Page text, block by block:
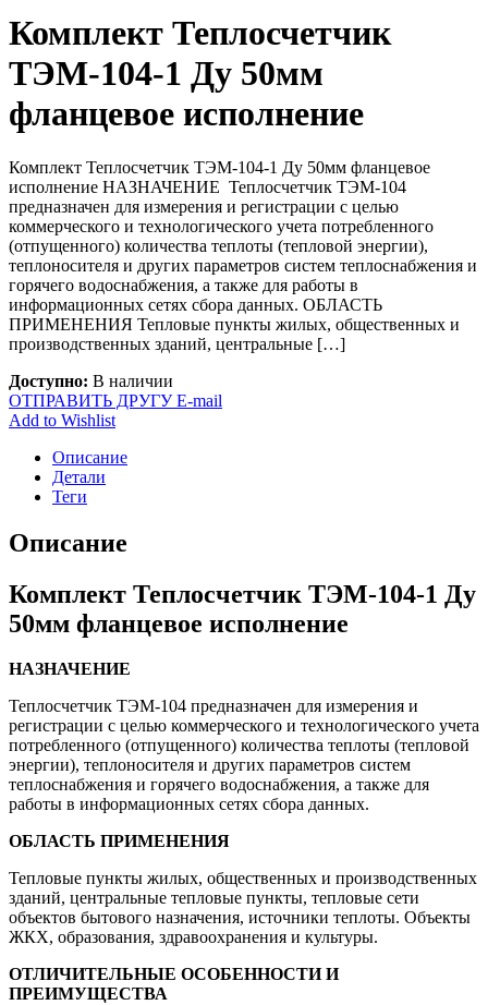
Комплект Теплосчетчик
ТЭМ-104-1 Ду 50мм
фланцевое исполнение
Комплект Теплосчетчик ТЭМ-104-1 Ду 50мм фланцевое
исполнение НАЗНАЧЕНИЕ Теплосчетчик ТЭМ-104
предназначен для измерения и регистрации с целью
коммерческого и технологического учета потребленного
(отпущенного) количества теплоты (тепловой энергии),
теплоносителя и других параметров систем теплоснабжения и
горячего водоснабжения, а также для работы в
информационных сетях сбора данных. ОБЛАСТЬ
ПРИМЕНЕНИЯ Тепловые пункты жилых, общественных и
производственных зданий, центральные […]
Доступно: В наличии
ОТПРАВИТЬ ДРУГУ E-mail
Add to Wishlist
Описание
Детали
Теги
Описание
Комплект Теплосчетчик ТЭМ-104-1 Ду
50мм фланцевое исполнение
НАЗНАЧЕНИЕ
Теплосчетчик ТЭМ-104 предназначен для измерения и
регистрации с целью коммерческого и технологического учета
потребленного (отпущенного) количества теплоты (тепловой
энергии), теплоносителя и других параметров систем
теплоснабжения и горячего водоснабжения, а также для
работы в информационных сетях сбора данных.
ОБЛАСТЬ ПРИМЕНЕНИЯ
Тепловые пункты жилых, общественных и производственных
зданий, центральные тепловые пункты, тепловые сети
объектов бытового назначения, источники теплоты. Объекты
ЖКХ, образования, здравоохранения и культуры.
ОТЛИЧИТЕЛЬНЫЕ ОСОБЕННОСТИ И
ПРЕИМУЩЕСТВА